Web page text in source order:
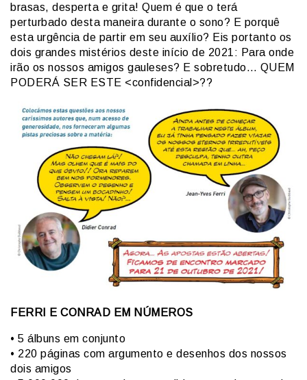
brasas, desperta e grita! Quem é que o terá
perturbado desta maneira durante o sono? E porquê
esta urgência de partir em seu auxílio? Eis portanto os
dois grandes mistérios deste início de 2021: Para onde
irão os nossos amigos gauleses? E sobretudo… QUEM
PODERÁ SER ESTE <confidencial>??
FERRI E CONRAD EM NÚMEROS
• 5 álbuns em conjunto
• 220 páginas com argumento e desenhos dos nossos
dois amigos